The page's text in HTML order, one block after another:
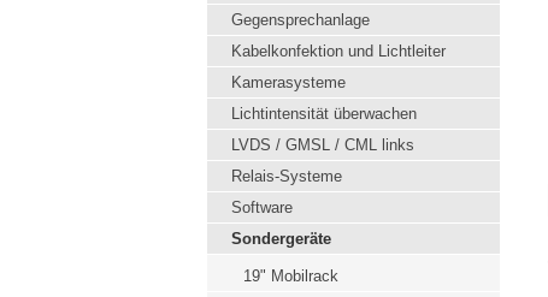
Gegensprechanlage
Kabelkonfektion und Lichtleiter
Kamerasysteme
Lichtintensität überwachen
LVDS / GMSL / CML links
Relais-Systeme
Software
Sondergeräte
19" Mobilrack